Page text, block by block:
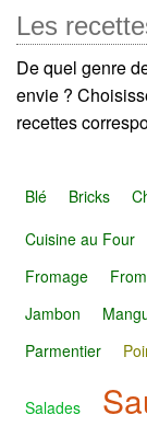
Les
De quel genre
envie ?
recettes
Blé Bricks
Cuisine au Four
Fromage
Jambon
Parmentier
Salades